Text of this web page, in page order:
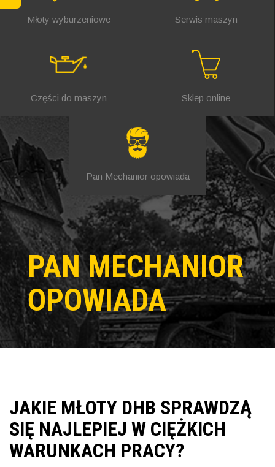
Młoty wyburzeniowe Serwis maszyn
Części do maszyn Sklep online
Pan Mechanior opowiada
PAN MECHANIOR
OPOWIADA
JAKIE MŁOTY DHB SPRAWDZĄ
SIĘ NAJLEPIEJ W CIĘŻKICH
WARUNKACH PRACY?